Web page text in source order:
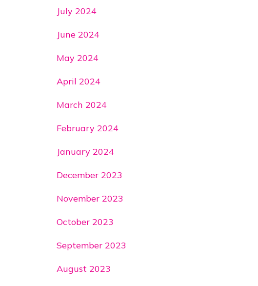
July 2024
June 2024
May 2024
April 2024
March 2024
February 2024
January 2024
December 2023
November 2023
October 2023
September 2023
August 2023